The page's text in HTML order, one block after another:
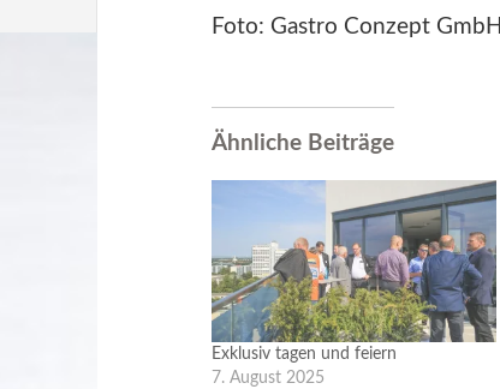
Foto: Gastro Conzept GmbH
Ähnliche Beiträge
Exklusiv tagen und feiern
7. August 2025